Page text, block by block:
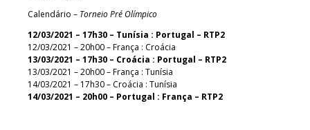
Calendário – Torneio Pré Olímpico
12/03/2021 – 17h30 – Tunísia : Portugal – RTP2
12/03/2021 – 20h00 – França : Croácia
13/03/2021 – 17h30 – Croácia : Portugal – RTP2
13/03/2021 – 20h00 – França : Tunísia
14/03/2021 – 17h30 – Croácia : Tunísia
14/03/2021 – 20h00 – Portugal : França – RTP2